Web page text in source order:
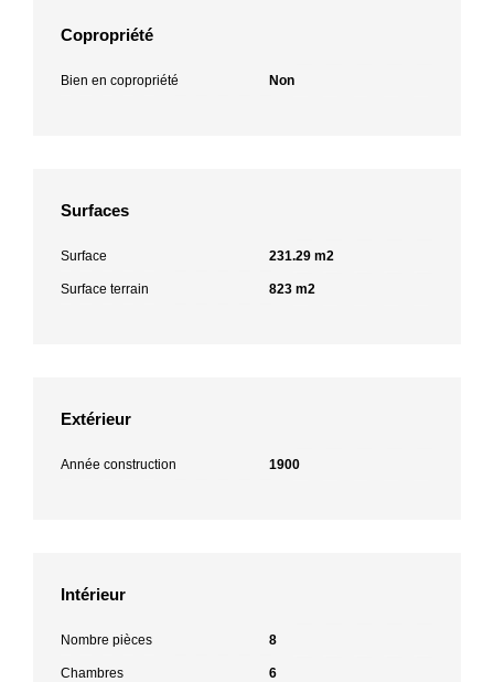
Copropriété
Bien en copropriété Non
Surfaces
Surface 231.29 m2
Surface terrain 823 m2
Extérieur
Année construction 1900
Intérieur
Nombre pièces 8
Chambres 6